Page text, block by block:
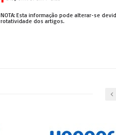
NOTA: Esta informação pode alterar-se
rotatividade dos artigos.